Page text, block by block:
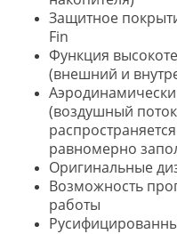
Защитное
Fin
Функция
(внешний и
(воздушный
равномерно
Оригинальные
Возможность
работы